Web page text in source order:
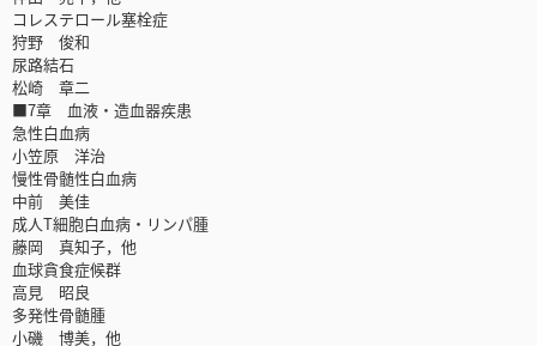
コレステロール塞栓症
狩野 俊和
尿路結石
松崎 章二
■7章 血液・造血器疾患
急性白血病
小笠原 洋治
慢性骨髄性白血病
中前 美佳
成人T細胞白血病・リンパ腫
藤岡 真知子，他
血球貪食症候群
高見 昭良
多発性骨髄腫
小磯 博美，他